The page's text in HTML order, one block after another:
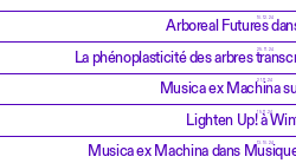
10.12.24
Arboreal Futures
25.11.24
La phénoplasticité des arbres
21.11.24
Musica ex Machina
15.11.24
Lighten Up! à
13.10.24
Musica ex Machina dans